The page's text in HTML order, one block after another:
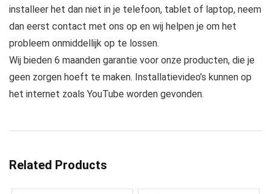
installeer het dan niet in je telefoon, tablet of laptop, neem
dan eerst contact met ons op en wij helpen je om het
probleem onmiddellijk op te lossen.
Wij bieden 6 maanden garantie voor onze producten, die je
geen zorgen hoeft te maken. Installatievideo’s kunnen op
het internet zoals YouTube worden gevonden.
Related Products